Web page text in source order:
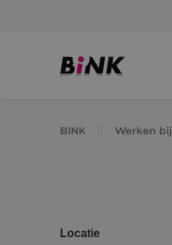
BINK Werken bij
Locatie